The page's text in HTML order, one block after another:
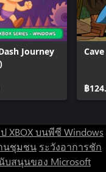
Journey
฿
XBOX บนพีซี Windows
นชุมชน ระวังอาการชัก
บสนุนของ Microsoft